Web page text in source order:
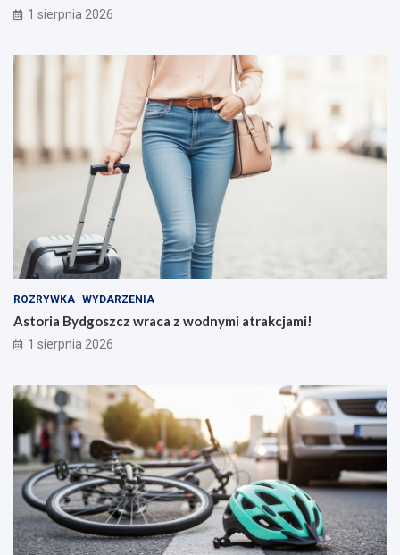
1 sierpnia 2026
ROZRYWKA WYDARZENIA
Astoria Bydgoszcz wraca z wodnymi atrakcjami!
1 sierpnia 2026